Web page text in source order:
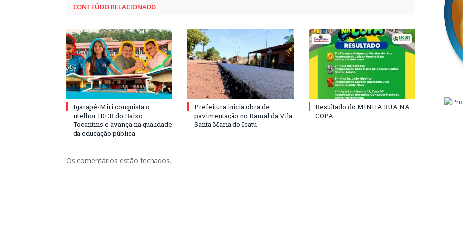
CONTEÚDO RELACIONADO
Igarapé-Miri conquista o
melhor IDEB do Baixo
Tocantins e avança na qualidade
da educação pública
Prefeitura inicia obra de
pavimentação no Ramal da Vila
Santa Maria do Icatu
Resultado do MINHA RUA NA
COPA
Os comentários estão fechados.